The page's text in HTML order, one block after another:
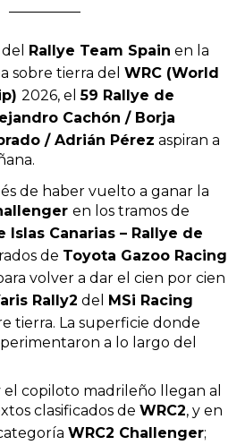
Rallye Team Spain en la
sobre tierra del WRC (World
2026, el59 Rallye de
Cachón / Borja
/ Adrián Pérez aspiran a
de haber vuelto a ganar la
en los tramos de
Islas Canarias – Rallye de
de Toyota Gazoo Racing
volver a dar el cien por cien
Rally2 del MSi Racing
tierra. La superficie donde
a lo largo del
copiloto madrileño llegan al
clasificados de WRC2, y en
WRC2 Challenger;